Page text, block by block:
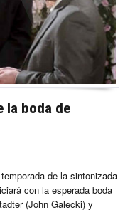
la boda de
de la sintonizada
con la esperada boda
(John Galecki) y